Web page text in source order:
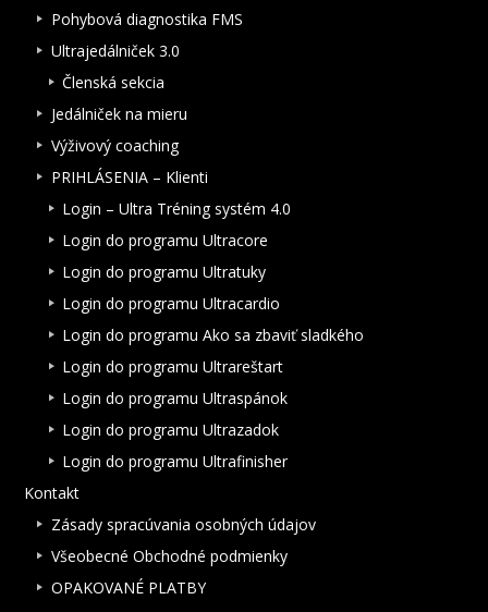
Pohybová diagnostika FMS
Ultrajedálniček 3.0
Členská sekcia
Jedálniček na mieru
Výživový coaching
PRIHLÁSENIA – Klienti
Login – Ultra Tréning systém 4.0
Login do programu Ultracore
Login do programu Ultratuky
Login do programu Ultracardio
Login do programu Ako sa zbaviť sladkého
Login do programu Ultrareštart
Login do programu Ultraspánok
Login do programu Ultrazadok
Login do programu Ultrafinisher
Kontakt
Zásady spracúvania osobných údajov
Všeobecné Obchodné podmienky
OPAKOVANÉ PLATBY